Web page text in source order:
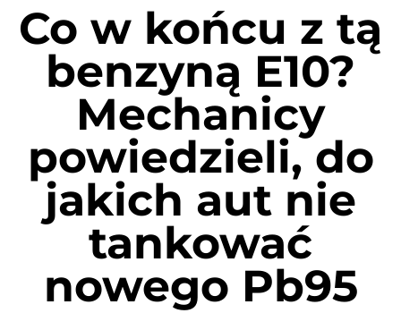
Co w końcu z tą
benzyną E10?
Mechanicy
powiedzieli, do
jakich aut nie
tankować
nowego Pb95